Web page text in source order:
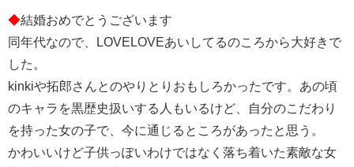
◆結婚おめでとうございます
同年代なので、LOVELOVEあいしてるのころから大好きで
した。
kinkiや拓郎さんとのやりとりおもしろかったです。あの頃
のキャラを黒歴史扱いする人もいるけど、自分のこだわり
を持った女の子で、今に通じるところがあったと思う。
かわいいけど子供っぽいわけではなく落ち着いた素敵な女